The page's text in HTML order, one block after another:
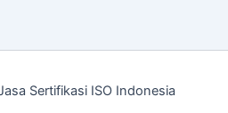
Sertifikasi ISO Indonesia